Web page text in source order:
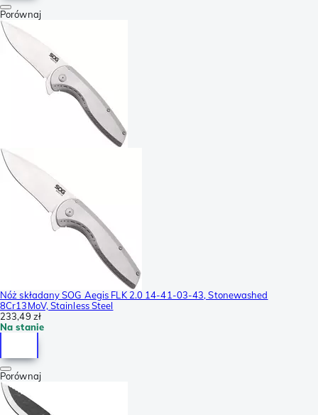
Porównaj
Nóż składany SOG Aegis FLK 2.0 14-41-03-43, Stonewashed
8Cr13MoV, Stainless Steel
233,49 zł
Na stanie
Porównaj